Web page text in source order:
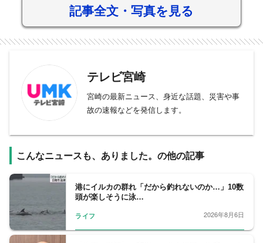
記事全文・写真を見る
テレビ宮崎
宮崎の最新ニュース、身近な話題、災害や事
故の速報などを発信します。
こんなニュースも、ありました。の他の記事
港にイルカの群れ「だから釣れないのか…」10数
頭が楽しそうに泳…
ライフ 2026年8月6日